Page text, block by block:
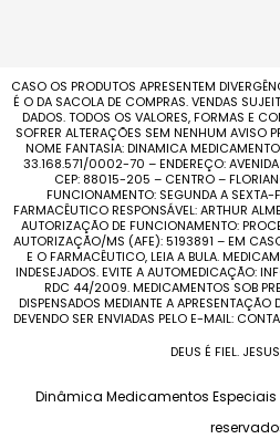
CASO OS PRODUTOS APRESENTEM
É O DA SACOLA DE COMPRAS. VENDAS
DADOS. TODOS OS VALORES, FORMAS E
SOFRER ALTERAÇÕES SEM NENHUM AVISO
NOME FANTASIA: DINAMICA
33.168.571/0002-70 – ENDEREÇO:
CEP: 88015-205 – CENTRO –
FUNCIONAMENTO: SEGUNDA A
FARMACÊUTICO RESPONSÁVEL: ARTHUR
AUTORIZAÇÃO DE FUNCIONAMENTO:
AUTORIZAÇÃO/MS (AFE): 5193891 – EM
E O FARMACÊUTICO, LEIA A BULA.
INDESEJADOS. EVITE A AUTOMEDICAÇÃO:
RDC 44/2009. MEDICAMENTOS SOB
DISPENSADOS MEDIANTE A
DEVENDO SER ENVIADAS PELO E-MAIL:
DEUS É FIEL.
Dinâmica Medicamentos